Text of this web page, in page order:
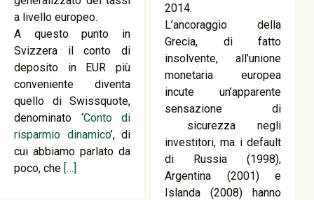
a livello europeo.
A questo punto in
Svizzera il conto di
deposito in EUR più
conveniente diventa
quello di Swissquote,
denominato ‘Conto di
risparmio dinamico’, di
cui abbiamo parlato da
poco, che […]
2014.
L’ancoraggio della
Grecia, di fatto
insolvente, all’unione
monetaria europea
incute un’apparente
sensazione di
sicurezza negli
investitori, ma i default
di Russia (1998),
Argentina (2001) e
Islanda (2008) hanno